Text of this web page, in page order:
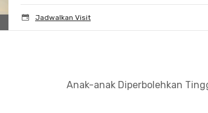
Jadwalkan Visit
Anak-anak Diperbolehkan